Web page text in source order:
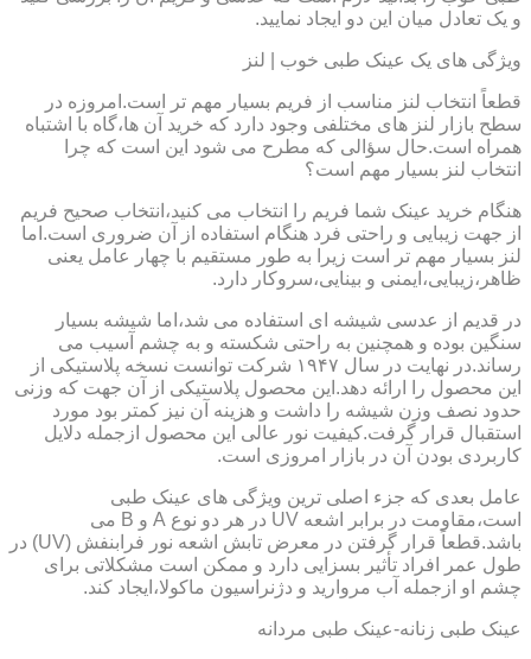
و یک تعادل میان این دو ایجاد نمایید.
ویژگی های یک عینک طبی خوب | لنز
قطعاً انتخاب لنز مناسب از فریم بسیار مهم تر است.امروزه در
سطح بازار لنز های مختلفی وجود دارد که خرید آن ها،گاه با اشتباه
همراه است.حال سؤالی که مطرح می شود این است که چرا
انتخاب لنز بسیار مهم است؟
هنگام خرید عینک شما فریم را انتخاب می کنید،انتخاب صحیح فریم
از جهت زیبایی و راحتی فرد هنگام استفاده از آن ضروری است.اما
لنز بسیار مهم تر است زیرا به طور مستقیم با چهار عامل یعنی
ظاهر،زیبایی،ایمنی و بینایی،سروکار دارد.
در قدیم از عدسی شیشه ای استفاده می شد،اما شیشه بسیار
سنگین بوده و همچنین به راحتی شکسته و به چشم آسیب می
رساند.در نهایت در سال ۱۹۴۷ شرکت توانست نسخه پلاستیکی از
این محصول را ارائه دهد.این محصول پلاستیکی از آن جهت که وزنی
حدود نصف وزن شیشه را داشت و هزینه آن نیز کمتر بود مورد
استقبال قرار گرفت.کیفیت نور عالی این محصول ازجمله دلایل
کاربردی بودن آن در بازار امروزی است.
عامل بعدی که جزء اصلی ترین ویژگی های عینک طبی
است،مقاومت در برابر اشعه UV در هر دو نوع A و B می
باشد.قطعاً قرار گرفتن در معرض تابش اشعه نور فرابنفش (UV) در
طول عمر افراد تأثیر بسزایی دارد و ممکن است مشکلاتی برای
چشم او ازجمله آب مروارید و دژنراسیون ماکولا،ایجاد کند.
عینک طبی زنانه-عینک طبی مردانه